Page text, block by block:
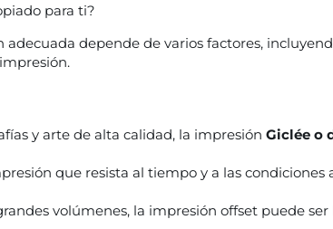
para ti?
depende de varios factores,
y arte de alta calidad, la impresión Giclée o
que resista al tiempo y a las condiciones
volúmenes, la impresión offset puede